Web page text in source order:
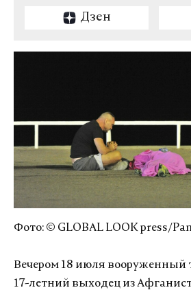
Дзен
Фото: © GLOBAL LOOK press/
Вечером 18 июля вооруженный
17-летний выходец из